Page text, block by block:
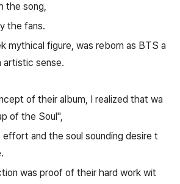
the song,
the fans.
mythical figure, was reborn as BTS a
artistic sense.
of their album, I realized that wa
of the Soul",
and the soul sounding desire t
was proof of their hard work wit